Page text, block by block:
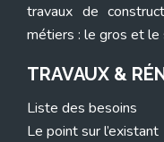
travaux de
métiers : le gros et
TRAVAUX &
Liste des besoins
Le point sur l’existant